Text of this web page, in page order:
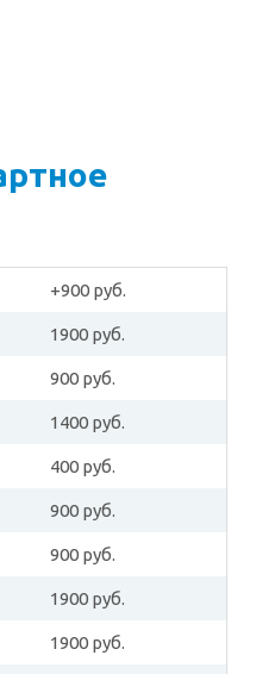
+900 руб.
1900 руб.
900 руб.
1400 руб.
400 руб.
900 руб.
900 руб.
1900 руб.
1900 руб.